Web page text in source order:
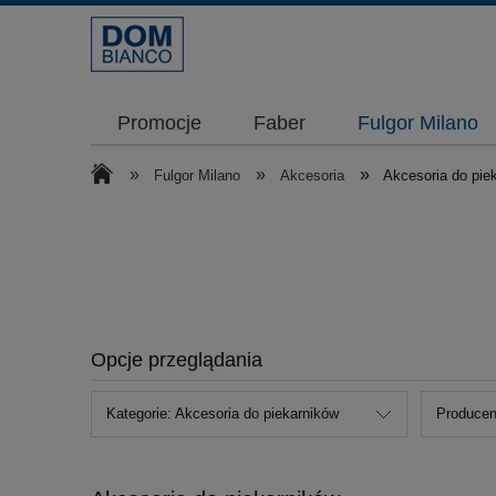
Promocje Faber Fulgor Milano
» Fulgor Milano » Akcesoria » Akcesoria do
Opcje przeglądania
Kategorie: Akcesoria do piekarników